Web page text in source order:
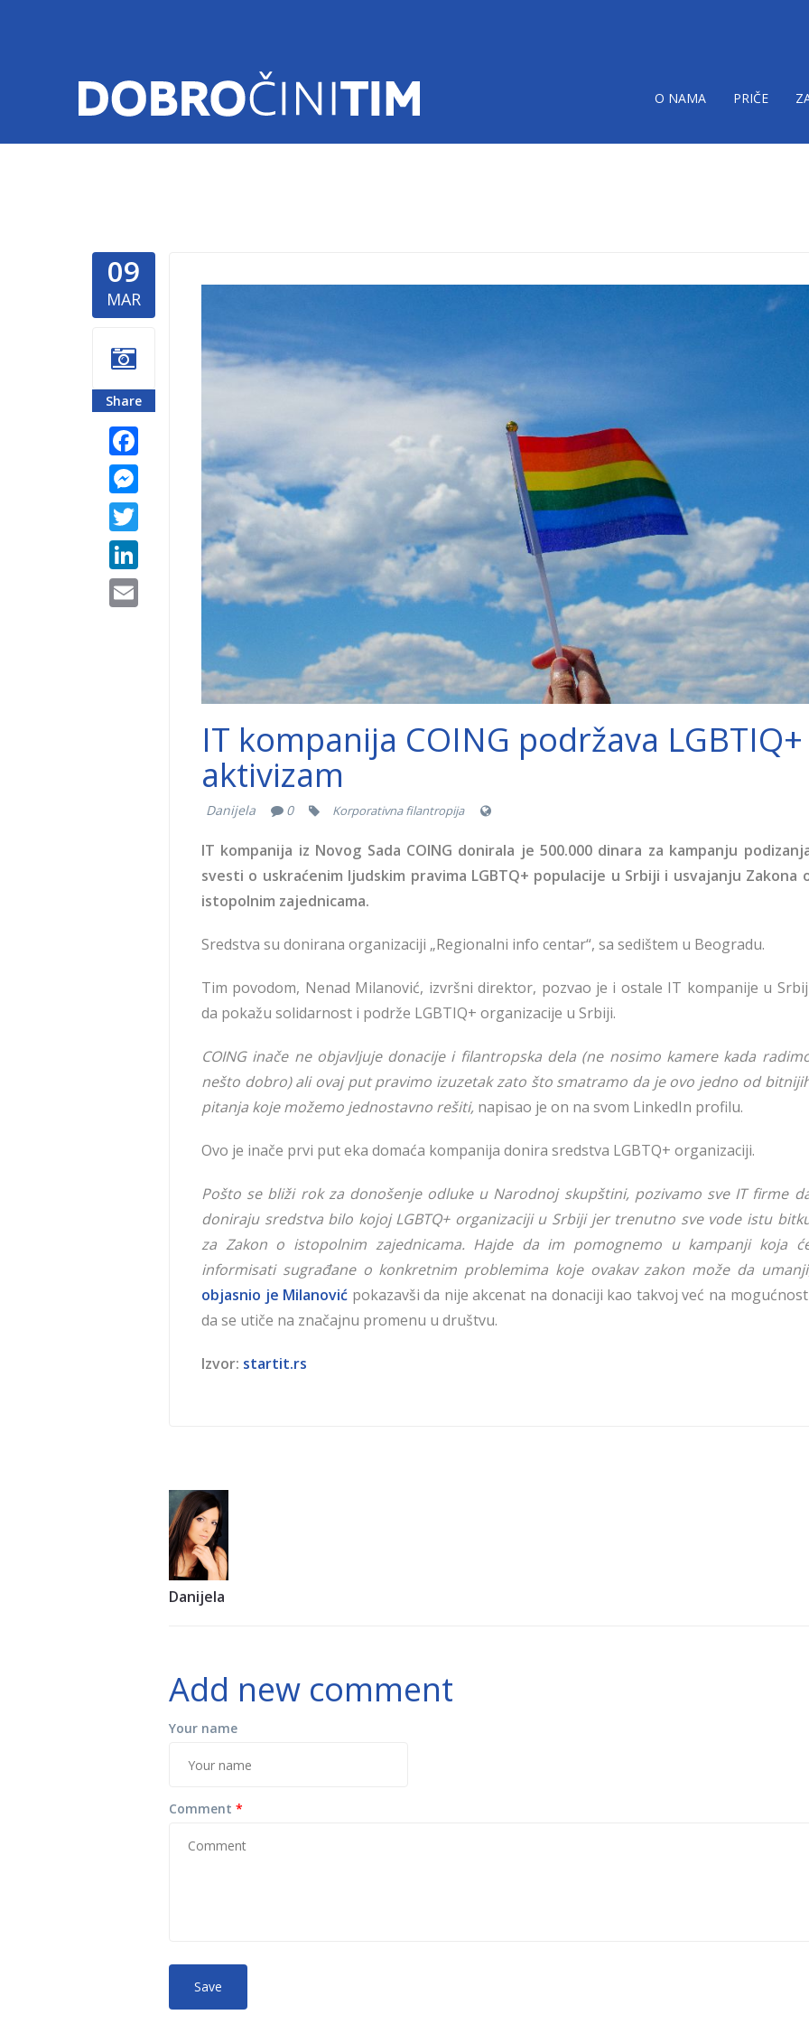
O NAMA PRIČE
09
MAR
Share
Messenger
LGBT-zajednica-donacija.jpg
IT kompanija COING podržava LGBTIQ+
aktivizam
Danijela 0 Korporativna filantropija
IT kompanija iz Novog Sada COING donirala je 500.000 dinara za kampanju
svesti o uskraćenim ljudskim pravima LGBTQ+ populacije u Srbiji i usvajanju Zakona
istopolnim zajednicama.
Sredstva su donirana organizaciji „Regionalni info centar“, sa sedištem u Beogradu.
Tim povodom, Nenad Milanović, izvršni direktor, pozvao je i ostale IT kompanije u
da pokažu solidarnost i podrže LGBTIQ+ organizacije u Srbiji.
COING inače ne objavljuje donacije i filantropska dela (ne nosimo kamere kada
nešto dobro) ali ovaj put pravimo izuzetak zato što smatramo da je ovo jedno od
pitanja koje možemo jednostavno rešiti, napisao je on na svom LinkedIn profilu.
Ovo je inače prvi put eka domaća kompanija donira sredstva LGBTQ+ organizaciji.
Pošto se bliži rok za donošenje odluke u Narodnoj skupštini, pozivamo sve IT firme
doniraju sredstva bilo kojoj LGBTQ+ organizaciji u Srbiji jer trenutno sve vode istu
za Zakon o istopolnim zajednicama. Hajde da im pomognemo u kampanji koja
informisati sugrađane o konkretnim problemima koje ovakav zakon može da umanji
objasnio je Milanović pokazavši da nije akcenat na donaciji kao takvoj već na
da se utiče na značajnu promenu u društvu.
Izvor: startit.rs
Danijela
Add new comment
Your name
Comment *
allowed.